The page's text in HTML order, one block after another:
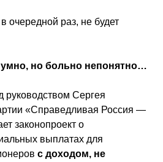
очередной раз, не будет
но больно непонятно…
руководством Сергея
«Справедливая Россия —
законопроект о
выплатах для
с доходом, не